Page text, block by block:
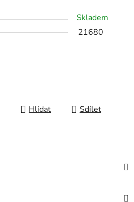
Skladem
21680
Hlídat Sdílet